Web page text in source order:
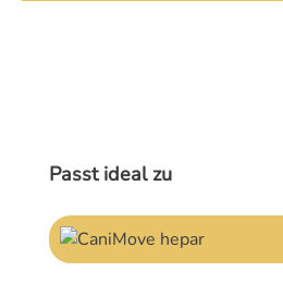
Produktgalerie überspringen
Passt ideal zu